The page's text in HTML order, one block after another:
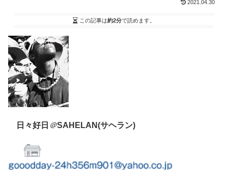
2021.04.30
この記事は約2分で読めます。
日々好日 ＠SAHELAN(サヘラン)